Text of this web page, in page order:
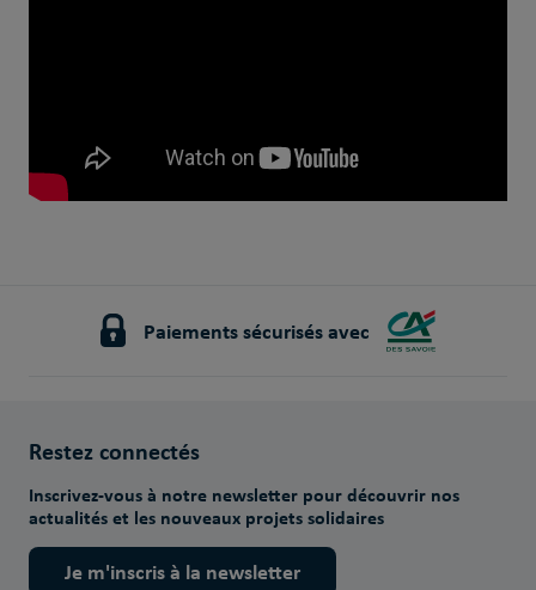
Paiements sécurisés avec
Restez connectés
Inscrivez-vous à notre newsletter pour découvrir nos
actualités et les nouveaux projets solidaires
Je m'inscris à la newsletter